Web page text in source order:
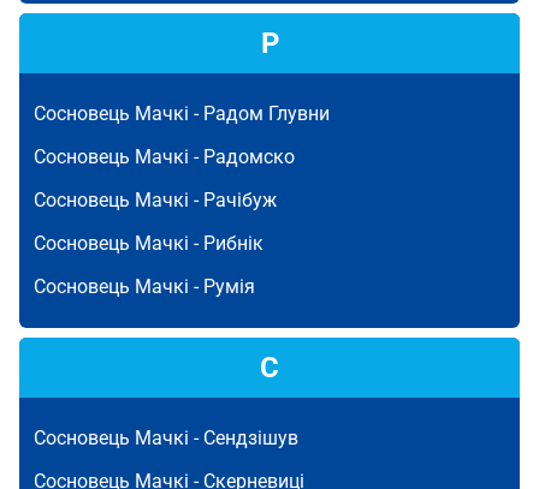
Р
Сосновець Мачкі - Радом Глувни
Сосновець Мачкі - Радомско
Сосновець Мачкі - Рачібуж
Сосновець Мачкі - Рибнік
Сосновець Мачкі - Румія
С
Сосновець Мачкі - Сендзішув
Сосновець Мачкі - Скерневиці